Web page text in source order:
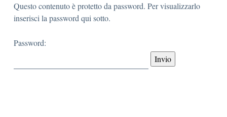
Questo contenuto è protetto da password. Per visualizzarlo
inserisci la password qui sotto.
Password: